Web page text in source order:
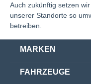
Auch zukünftig setzen
unserer Standorte so
betreiben.
MARKEN
FAHRZEUGE